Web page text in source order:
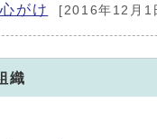
がけ [2016年12月1
織